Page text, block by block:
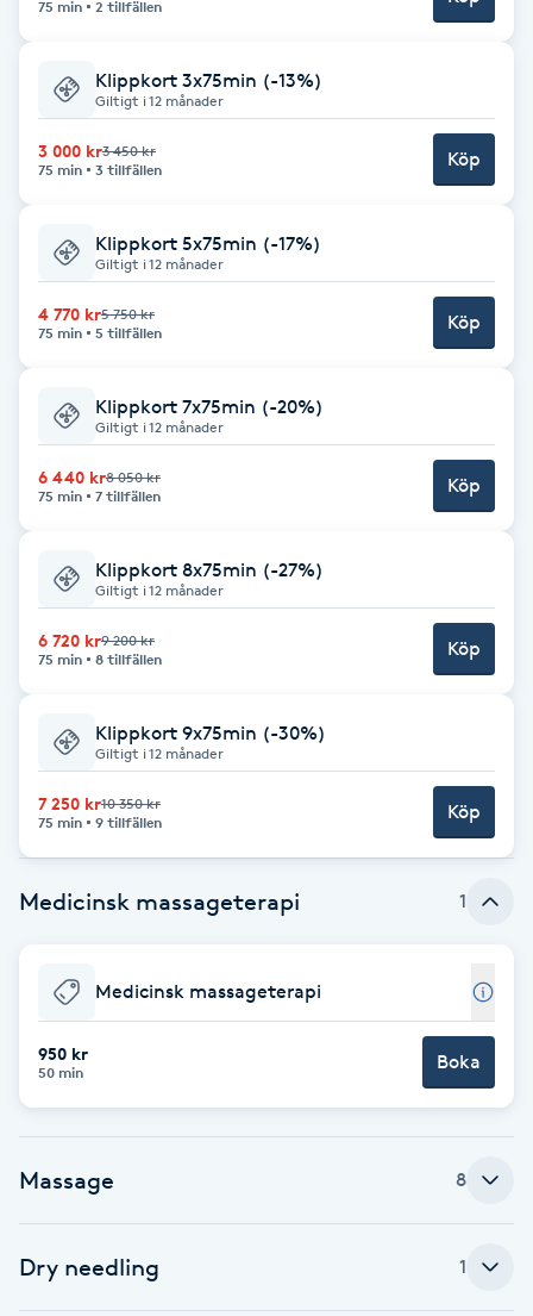
Fotvård
Fransar
Fransfärgning
Fransförlängning
Fransförlängning Megavolym
Fransförlängning Volym
Frekvensterapi
Friskvård
Friskvårdsmassage
Frisör
Färgning
G
Gel naglar
75 min 2 tillfällen
Klippkort 3x75min (-13%)
Giltigt i 12 månader
3 000 kr3 450 kr
75 min
3 tillfällen Köp
Klippkort 5x75min (-17%)
Giltigt i 12 månader
4 770 kr5 750 kr
75 min
5 tillfällen Köp
Klippkort 7x75min (-20%)
Giltigt i 12 månader
6 440 kr8 050 kr
75 min
7 tillfällen Köp
Klippkort 8x75min (-27%)
Giltigt i 12 månader
6 720 kr9 200 kr
75 min
8 tillfällen Köp
Klippkort 9x75min (-30%)
Giltigt i 12 månader
7 250 kr10 350 kr
75 min
9 tillfällen Köp
Medicinsk massageterapi 1
Medicinsk massageterapi
950 kr
50 min Boka
Massage 8
Dry needling 1